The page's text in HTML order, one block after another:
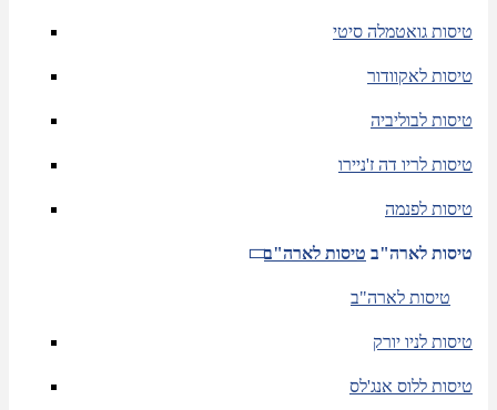
טיסות גואטמלה סיטי
טיסות לאקוודור
טיסות לבוליביה
טיסות לריו דה ז'ניירו
טיסות לפנמה
טיסות לארה"ב טיסות לארה"ב
טיסות לארה"ב
טיסות לניו יורק
טיסות ללוס אנג'לס